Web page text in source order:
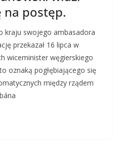
na postęp.
kraju swojego ambasadora
przekazał 16 lipca w
wiceminister węgierskiego
oznaką pogłębiającego się
między rządem